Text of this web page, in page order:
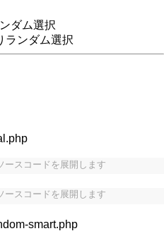
ダム選択
ランダム選択
ースコードを展開します
ースコードを展開します
smart.php